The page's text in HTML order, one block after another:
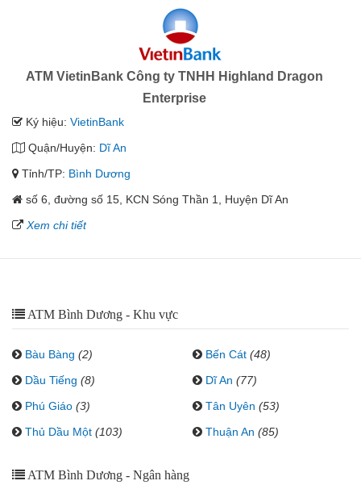
ATM VietinBank Công ty TNHH Highland Dragon
Enterprise
Ký hiệu: VietinBank
Quận/Huyện: Dĩ An
Tỉnh/TP: Bình Dương
số 6, đường số 15, KCN Sóng Thần 1, Huyện Dĩ An
Xem chi tiết
ATM Bình Dương - Khu vực
Bàu Bàng (2) Bến Cát (48)
Dầu Tiếng (8) Dĩ An (77)
Phú Giáo (3) Tân Uyên (53)
Thủ Dầu Một (103) Thuận An (85)
ATM Bình Dương - Ngân hàng